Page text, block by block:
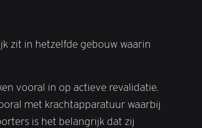
zit in hetzelfde gebouw waarin
vooral in op actieve revalidatie.
met krachtapparatuur waarbij
is het belangrijk dat zij